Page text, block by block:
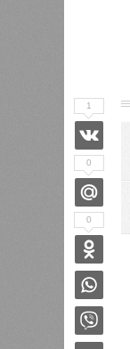
1
0
0